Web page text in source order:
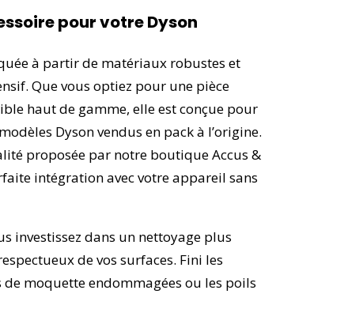
pour votre Dyson
à partir de matériaux robustes et
Que vous optiez pour une pièce
haut de gamme, elle est conçue pour
Dyson vendus en pack à l’origine.
proposée par notre boutique Accus &
intégration avec votre appareil sans
investissez dans un nettoyage plus
de vos surfaces. Fini les
moquette endommagées ou les poils